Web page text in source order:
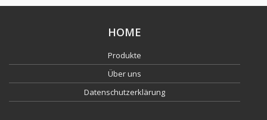
HOME
Produkte
Über uns
Datenschutzerklärung